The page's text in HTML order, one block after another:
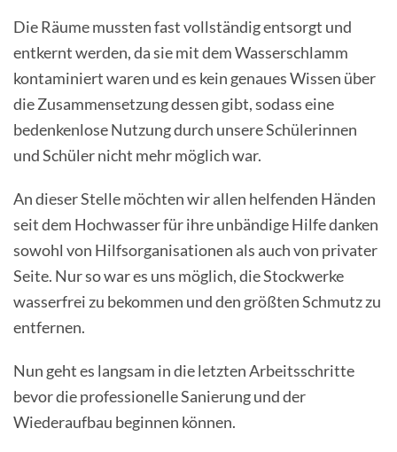
Die Räume mussten fast vollständig entsorgt und
entkernt werden, da sie mit dem Wasserschlamm
kontaminiert waren und es kein genaues Wissen über
die Zusammensetzung dessen gibt, sodass eine
bedenkenlose Nutzung durch unsere Schülerinnen
und Schüler nicht mehr möglich war.
An dieser Stelle möchten wir allen helfenden Händen
seit dem Hochwasser für ihre unbändige Hilfe danken
sowohl von Hilfsorganisationen als auch von privater
Seite. Nur so war es uns möglich, die Stockwerke
wasserfrei zu bekommen und den größten Schmutz zu
entfernen.
Nun geht es langsam in die letzten Arbeitsschritte
bevor die professionelle Sanierung und der
Wiederaufbau beginnen können.